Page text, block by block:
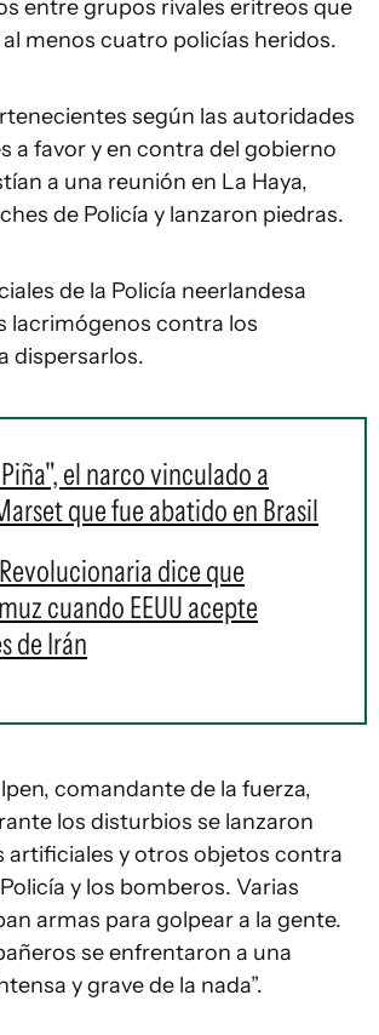
entre grupos rivales eritreos que
menos cuatro policías heridos.
según las autoridades
a favor y en contra del gobierno
a una reunión en La Haya,
de Policía y lanzaron piedras.
de la Policía neerlandesa
lacrimógenos contra los
dispersarlos.
el narco vinculado a
que fue abatido en Brasil
dice que
cuando EEUU acepte
de Irán
comandante de la fuerza,
los disturbios se lanzaron
artificiales y otros objetos contra
y los bomberos. Varias
armas para golpear a la gente.
se enfrentaron a una
y grave de la nada”.